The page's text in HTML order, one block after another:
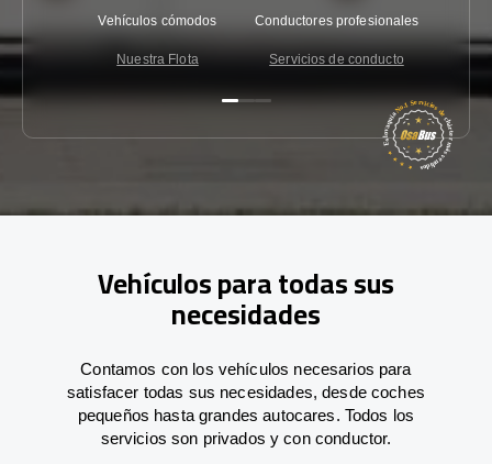
Vehículos cómodos
Nuestra Flota
Conductores profesionales
Servicios de conducto
Vehículos para todas sus
necesidades
Contamos con los vehículos necesarios para
satisfacer todas sus necesidades, desde coches
pequeños hasta grandes autocares. Todos los
servicios son privados y con conductor.